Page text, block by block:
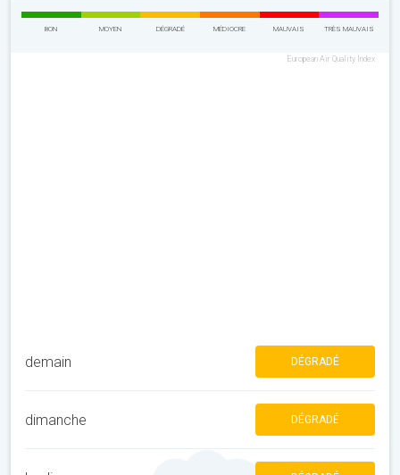
BON MOYEN DÉGRADÉ MÉDIOCRE MAUVAIS TRÈS MAUVAIS
European Air Quality Index
demain DÉGRADÉ
dimanche DÉGRADÉ